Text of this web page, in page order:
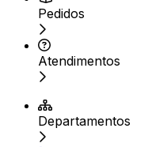
Pedidos
Atendimentos
Departamentos